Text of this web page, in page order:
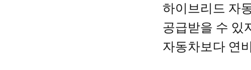
하이브리드 자
공급받을 수 있
자동차보다 연